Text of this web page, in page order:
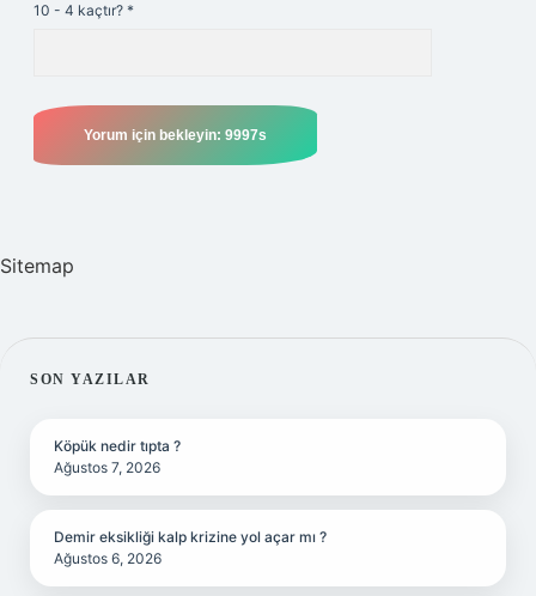
10 - 4 kaçtır? *
Sitemap
SIDEBAR
SON YAZILAR
Köpük nedir tıpta ?
Ağustos 7, 2026
Demir eksikliği kalp krizine yol açar mı ?
Ağustos 6, 2026